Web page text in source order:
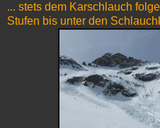
... stets dem Karschlauch
Stufen bis unter den